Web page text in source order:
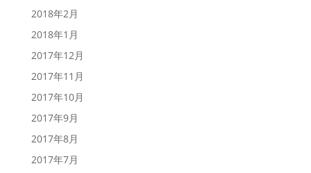
2018年2月
2018年1月
2017年12月
2017年11月
2017年10月
2017年9月
2017年8月
2017年7月